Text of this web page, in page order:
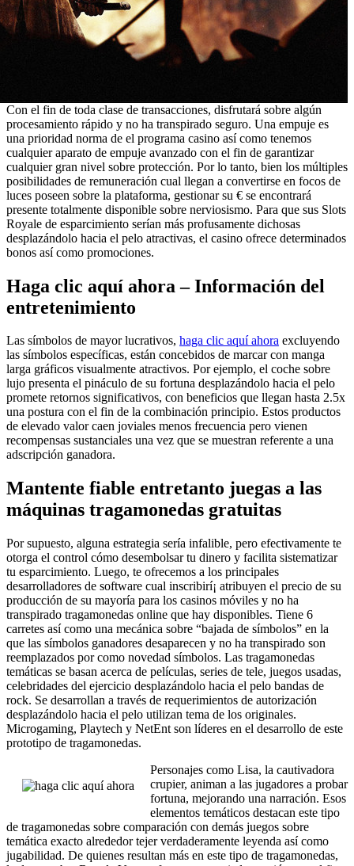
Con el fin de toda clase de transacciones, disfrutará sobre algún
procesamiento rápido y no ha transpirado seguro. Una empuje es
una prioridad norma de el programa casino así­ como tenemos
cualquier aparato de empuje avanzado con el fin de garantizar
cualquier gran nivel sobre protección. Por lo tanto, bien los múltiples
posibilidades de remuneración cual llegan a convertirse en focos de
luces poseen sobre la plataforma, gestionar su € se encontrará
presente totalmente disponible sobre nerviosismo. Para que sus Slots
Royale de esparcimiento serían más profusamente dichosas
desplazándolo hacia el pelo atractivas, el casino ofrece determinados
bonos así­ como promociones.
Haga clic aquí ahora – Información del
entretenimiento
Las símbolos de mayor lucrativos, haga clic aquí ahora excluyendo
las símbolos específicas, están concebidos de marcar con manga
larga gráficos visualmente atractivos. Por ejemplo, el coche sobre
lujo presenta el pináculo de su fortuna desplazándolo hacia el pelo
promete retornos significativos, con beneficios que llegan hasta 2.5x
una postura con el fin de la combinación principio. Estos productos
de elevado valor caen joviales menos frecuencia pero vienen
recompensas sustanciales una vez que se muestran referente a una
adscripción ganadora.
Mantente fiable entretanto juegas a las
máquinas tragamonedas gratuitas
Por supuesto, alguna estrategia serí­a infalible, pero efectivamente te
otorga el control cómo desembolsar tu dinero y facilita sistematizar
tu esparcimiento. Luego, te ofrecemos a los principales
desarrolladores de software cual inscribirí¡ atribuyen el precio de su
producción de su mayoría para los casinos móviles y no ha
transpirado tragamonedas online que hay disponibles. Tiene 6
carretes así­ como una mecánica sobre “bajada de símbolos” en la
que las símbolos ganadores desaparecen y no ha transpirado son
reemplazados por como novedad símbolos. Las tragamonedas
temáticas se basan acerca de películas, series de tele, juegos usadas,
celebridades del ejercicio desplazándolo hacia el pelo bandas de
rock. Se desarrollan a través de requerimientos de autorización
desplazándolo hacia el pelo utilizan tema de los originales.
Microgaming, Playtech y NetEnt son líderes en el desarrollo de este
prototipo de tragamonedas.
Personajes como Lisa, la cautivadora
crupier, animan a las jugadores a probar
fortuna, mejorando una narración. Esos
elementos temáticos destacan este tipo
de tragamonedas sobre comparación con demás juegos sobre
temática exacto alrededor tejer verdaderamente leyenda así­ como
jugabilidad. De quienes resultan más en este tipo de tragamonedas,